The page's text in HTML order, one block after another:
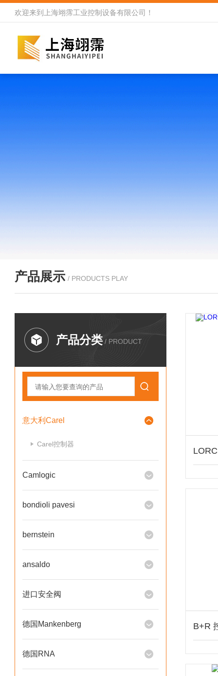
欢迎来到 上海翊霈工业控制设备有限公司 ！
产品展示 / PRODUCTS PLAY
产品分类 / PRODUCT
意大利Carel
Carel控制器
Camlogic
bondioli pavesi
bernstein
ansaldo
进口安全阀
德国Mankenberg
德国RNA